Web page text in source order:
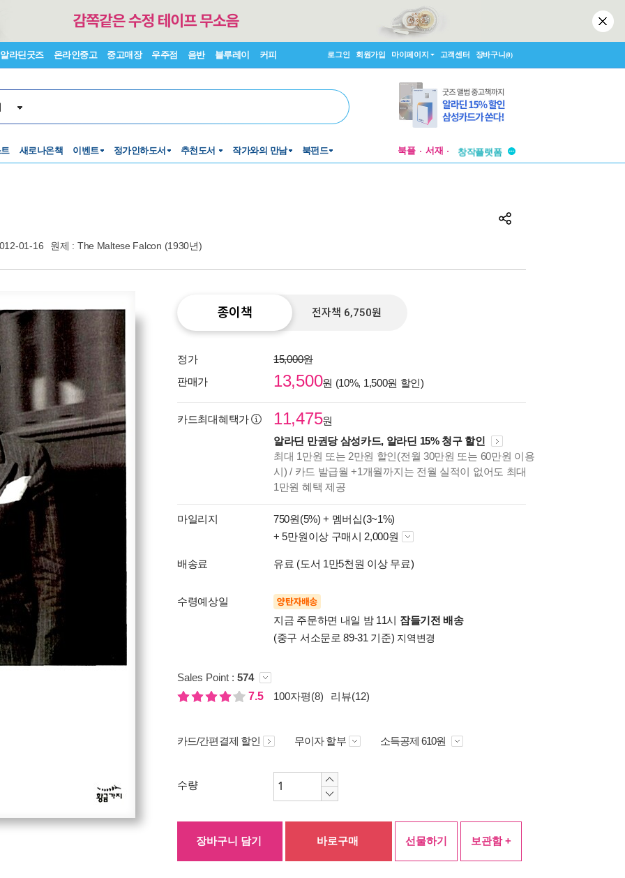
알라딘굿즈 온라인중고 중고매장 우주점 음반 블루레이 커피 로그인 회원가입 마이페이지 고객센터 장바구니(0)
새로나온책 이벤트 정가인하도서 추천도서 작가와의 만남 북펀드 북플 서재
창작플랫폼
01-16 원제 : The Maltese Falcon (1930년)
종이책 전자책 6,750원
정가
15,000원
판매가
13,500원 (10%, 1,500원 할인)
카드최대혜택가 11,475원
알라딘 만권당 삼성카드, 알라딘 15% 청구 할인
최대 1만원 또는 2만원 할인(전월 30만원 또는 60만원 이용
시) / 카드 발급월 +1개월까지는 전월 실적이 없어도 최대
1만원 혜택 제공
마일리지 750원(5%) + 멤버십(3~1%)
+ 5만원이상 구매시 2,000원
배송료 유료 (도서 1만5천원 이상 무료)
수령예상일 양탄자배송
지금 주문하면 내일 밤 11시 잠들기전 배송
(중구 서소문로 89-31 기준) 지역변경
Sales Point : 574
7.5
100자평(8) 리뷰(12)
카드/간편결제 할인 무이자 할부 소득공제 610원
수량
장바구니 담기 바로구매 선물하기 보관함 +